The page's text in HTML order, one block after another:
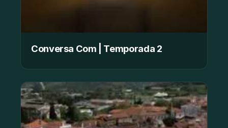
Conversa Com | Temporada 2